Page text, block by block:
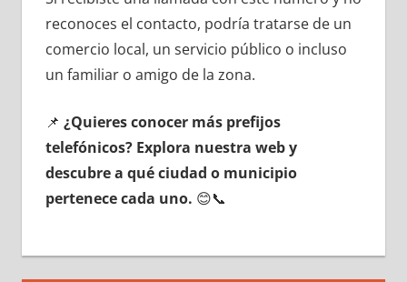
reconoces el contacto, podría tratarse dе un
comercio local, un servicio público ο incluso
un familiar ο amigo dе la zona.
📌 ¿Quieres conocer mа́s prefijos
telefónicos? Explora nuestra web у
descubre а qué ciudad ο municipio
pertenece cada uno. 😊📞